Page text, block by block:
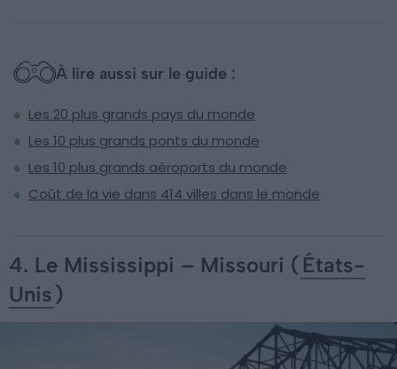
À lire aussi sur le guide :
Les 20 plus grands pays du monde
Les 10 plus grands ponts du monde
Les 10 plus grands aéroports du monde
Coût de la vie dans 414 villes dans le monde
4. Le Mississippi – Missouri ( États-
Unis)